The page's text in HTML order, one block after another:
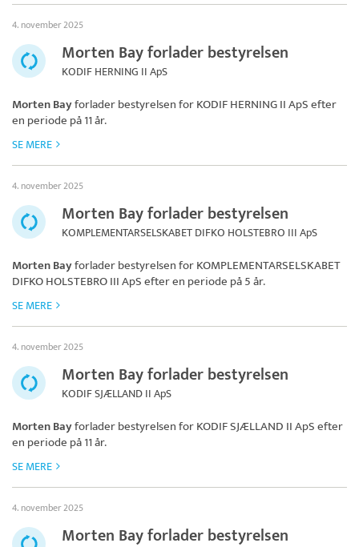
4. november 2025
Morten Bay forlader bestyrelsen
KODIF HERNING II ApS
Morten Bayforlader bestyrelsen forKODIF HERNING II ApSefter
en periode på 11 år.
SE MERE
4. november 2025
Morten Bay forlader bestyrelsen
KOMPLEMENTARSELSKABET DIFKO HOLSTEBRO III ApS
Morten Bayforlader bestyrelsen forKOMPLEMENTARSELSKABET
DIFKO HOLSTEBRO III ApSefter en periode på 5 år.
SE MERE
4. november 2025
Morten Bay forlader bestyrelsen
KODIF SJÆLLAND II ApS
Morten Bayforlader bestyrelsen forKODIF SJÆLLAND II ApSefter
en periode på 11 år.
SE MERE
4. november 2025
Morten Bay forlader bestyrelsen